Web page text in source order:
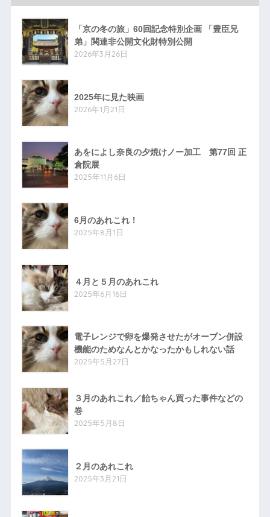
「京の冬の旅」60回記念特別企画 「豊臣兄
弟」関連非公開文化財特別公開
2026年3月26日
2025年に見た映画
2026年1月21日
あをによし奈良の夕焼けノー加工 第77回 正
倉院展
2025年11月6日
6月のあれこれ！
2025年8月1日
４月と５月のあれこれ
2025年6月16日
電子レンジで卵を爆発させたがオーブン併設
機能のためなんとかなったかもしれない話
2025年5月27日
３月のあれこれ／飴ちゃん買った事件などの
巻
2025年5月8日
２月のあれこれ
2025年3月21日